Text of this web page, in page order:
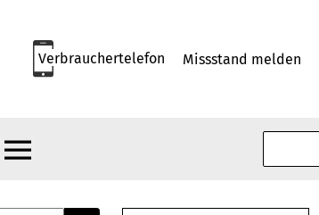
Verbrauchertelefon Missstand melden